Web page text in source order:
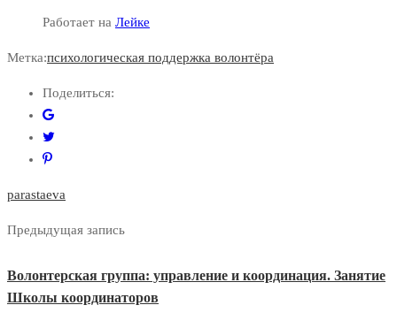
Работает на Лейке
Метка:психологическая поддержка волонтёра
Поделиться:
parastaeva
Предыдущая запись
Волонтерская группа: управление и координация. Занятие
Школы координаторов